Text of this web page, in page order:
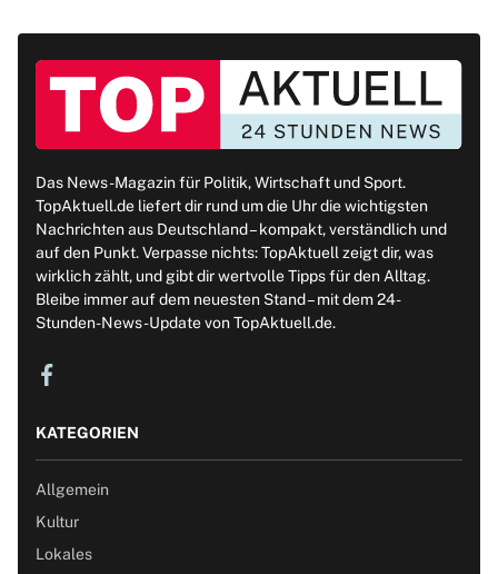
Das News-Magazin für Politik, Wirtschaft und Sport.
TopAktuell.de liefert dir rund um die Uhr die wichtigsten
Nachrichten aus Deutschland – kompakt, verständlich und
auf den Punkt. Verpasse nichts: TopAktuell zeigt dir, was
wirklich zählt, und gibt dir wertvolle Tipps für den Alltag.
Bleibe immer auf dem neuesten Stand – mit dem 24-
Stunden-News-Update von TopAktuell.de.
KATEGORIEN
Allgemein
Kultur
Lokales